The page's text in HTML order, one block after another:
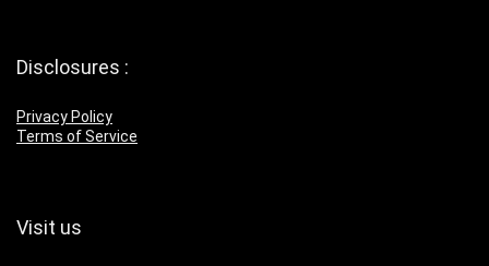
Disclosures :
Privacy Policy
Terms of Service
Visit us